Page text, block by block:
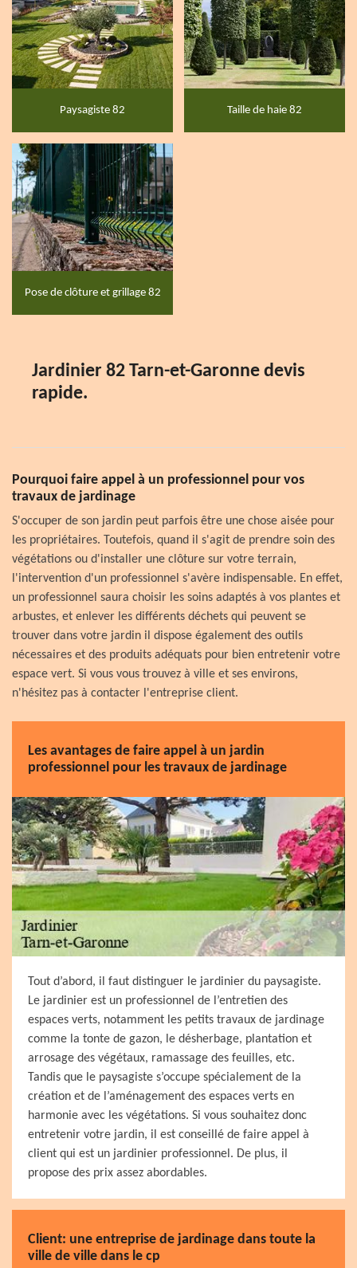
Paysagiste 82 Taille de haie 82
Pose de clôture et grillage 82
Jardinier 82 Tarn-et-Garonne devis
rapide.
Pourquoi faire appel à un professionnel pour vos
travaux de jardinage
S'occuper de son jardin peut parfois être une chose aisée pour
les propriétaires. Toutefois, quand il s'agit de prendre soin des
végétations ou d'installer une clôture sur votre terrain,
l'intervention d'un professionnel s'avère indispensable. En effet,
un professionnel saura choisir les soins adaptés à vos plantes et
arbustes, et enlever les différents déchets qui peuvent se
trouver dans votre jardin il dispose également des outils
nécessaires et des produits adéquats pour bien entretenir votre
espace vert. Si vous vous trouvez à ville et ses environs,
n'hésitez pas à contacter l'entreprise client.
Les avantages de faire appel à un jardin
professionnel pour les travaux de jardinage
Tout d’abord, il faut distinguer le jardinier du paysagiste.
Le jardinier est un professionnel de l’entretien des
espaces verts, notamment les petits travaux de jardinage
comme la tonte de gazon, le désherbage, plantation et
arrosage des végétaux, ramassage des feuilles, etc.
Tandis que le paysagiste s’occupe spécialement de la
création et de l’aménagement des espaces verts en
harmonie avec les végétations. Si vous souhaitez donc
entretenir votre jardin, il est conseillé de faire appel à
client qui est un jardinier professionnel. De plus, il
propose des prix assez abordables.
Client: une entreprise de jardinage dans toute la
ville de ville dans le cp